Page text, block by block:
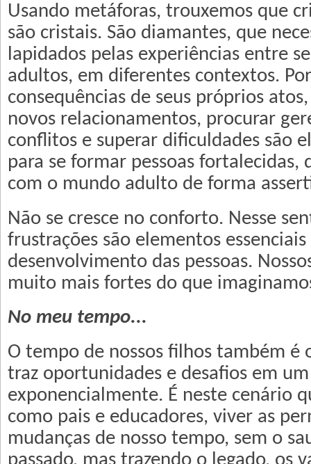
Usando metáforas, trouxemos que
são cristais. São diamantes, que
lapidados pelas experiências entre
adultos, em diferentes contextos.
consequências de seus próprios
novos relacionamentos, procurar
conflitos e superar dificuldades são
para se formar pessoas fortalecidas,
com o mundo adulto de forma
Não se cresce no conforto. Nesse
frustrações são elementos
desenvolvimento das pessoas.
muito mais fortes do que
No meu tempo...
O tempo de nossos filhos também é
traz oportunidades e desafios em
exponencialmente. É neste cenário
como pais e educadores, viver as
mudanças de nosso tempo, sem o